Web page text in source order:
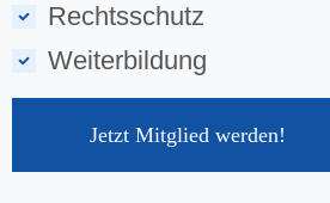
Rechtsschutz
Weiterbildung
Jetzt Mitglied werden!